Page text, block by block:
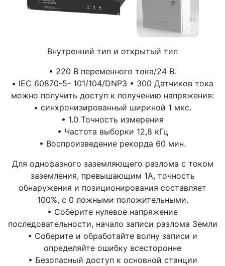
Внутренний тип и открытый тип
• 220 В переменного тока/24 В.
• IEC 60870-5- 101/104/DNP3 • 300 Датчиков тока
можно получить доступ к получению напряжения:
• синхронизированный шириной 1 мкс.
• 1.0 Точность измерения
• Частота выборки 12,8 кГц
• Воспроизведение рекорда 60 мин.
Для однофазного заземляющего разлома с током
заземления, превышающим 1А, точность
обнаружения и позиционирования составляет
100%, с 0 ложными положительными.
• Соберите нулевое напряжение
последовательности, начало записи разлома Земли
• Соберите и обработайте волну записи и
определяйте ошибку всесторонне
• Безопасный доступ к основной станции